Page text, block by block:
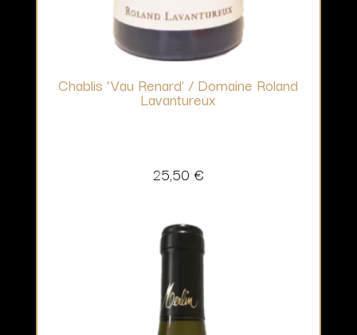
Chablis ‘Vau Renard’ / Domaine Roland
Lavantureux
25,50 €